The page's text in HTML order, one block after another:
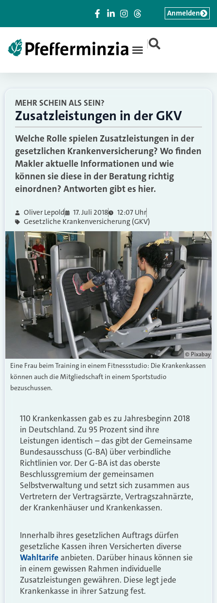
|
Anmelden
MEHR SCHEIN ALS SEIN?
Zusatzleistungen in der GKV
Welche Rolle spielen Zusatzleistungen in der
gesetzlichen Krankenversicherung? Wo finden
Makler aktuelle Informationen und wie
können sie diese in der Beratung richtig
einordnen? Antworten gibt es hier.
Oliver Lepold 17. Juli 2018
12:07 Uhr
Gesetzliche Krankenversicherung (GKV)
© Pixabay
Eine Frau beim Training in einem Fitnessstudio: Die Krankenkassen
können auch die Mitgliedschaft in einem Sportstudio
bezuschussen.
110 Krankenkassen gab es zu Jahresbeginn 2018
in Deutschland. Zu 95 Prozent sind ihre
Leistungen identisch – das gibt der Gemeinsame
Bundesausschuss (G-BA) über verbindliche
Richtlinien vor. Der G-BA ist das oberste
Beschlussgremium der gemeinsamen
Selbstverwaltung und setzt sich zusammen aus
Vertretern der Vertragsärzte, Vertragszahnärzte,
der Krankenhäuser und Krankenkassen.
Innerhalb ihres gesetzlichen Auftrags dürfen
gesetzliche Kassen ihren Versicherten diverse
Wahltarife anbieten. Darüber hinaus können sie
in einem gewissen Rahmen individuelle
Zusatzleistungen gewähren. Diese legt jede
Krankenkasse in ihrer Satzung fest.